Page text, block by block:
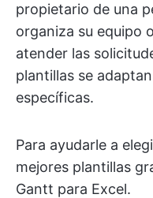
propietario de una
organiza su equipo
atender las
plantillas se
específicas.
Para ayudarle a
mejores plantillas
Gantt para Excel.